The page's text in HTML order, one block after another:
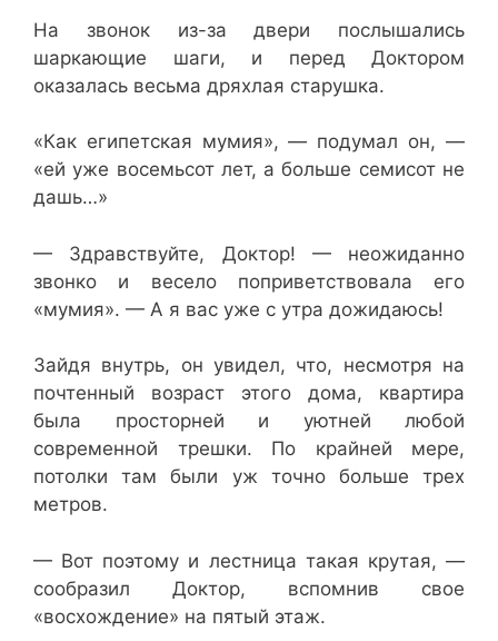
На звонок из-за двери послышались
шаркающие шаги, и перед Доктором
оказалась весьма дряхлая старушка.
«Как египетская мумия», — подумал он, —
«ей уже восемьсот лет, а больше семисот не
дашь…»
— Здравствуйте, Доктор! — неожиданно
звонко и весело поприветствовала его
«мумия». — А я вас уже с утра дожидаюсь!
Зайдя внутрь, он увидел, что, несмотря на
почтенный возраст этого дома, квартира
была просторней и уютней любой
современной трешки. По крайней мере,
потолки там были уж точно больше трех
метров.
— Вот поэтому и лестница такая крутая, —
сообразил Доктор, вспомнив свое
«восхождение» на пятый этаж.